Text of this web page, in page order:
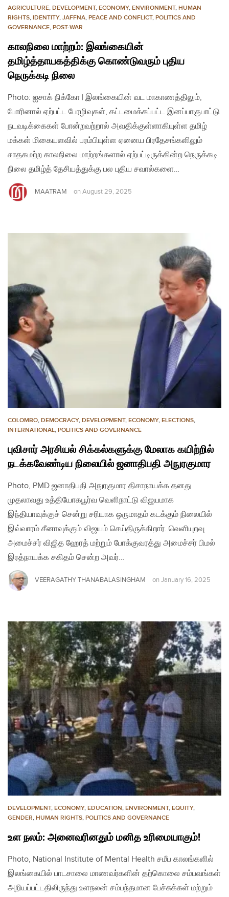
AGRICULTURE, DEVELOPMENT, ECONOMY, ENVIRONMENT, HUMAN
RIGHTS, IDENTITY, JAFFNA, PEACE AND CONFLICT, POLITICS AND
GOVERNANCE, POST-WAR
காலநிலை மாற்றம்: இலங்கையின்
தமிழ்த்தாயகத்திக்கு கொண்டுவரும் புதிய
நெருக்கடி நிலை
Photo: ஐசாக் நிக்கோ | இலங்கையின் வட மாகாணத்திலும்,
போரினால் ஏற்பட்ட பேரழிவுகள், கட்டமைக்கப்பட்ட இனப்பாகுபாட்டு
நடவடிக்கைகள் போன்றவற்றால் அவதிக்குள்ளாகியுள்ள தமிழ்
மக்கள் மிகையளவில் பரம்பியுள்ள ஏனைய பிரதேசங்களிலும்
சாதகமற்ற காலநிலை மாற்றங்களால் ஏற்பட்டிருக்கின்ற நெருக்கடி
நிலை தமிழ்த் தேசியத்துக்கு பல புதிய சவால்களை…
MAATRAM on August 29, 2025
COLOMBO, DEMOCRACY, DEVELOPMENT, ECONOMY, ELECTIONS,
INTERNATIONAL, POLITICS AND GOVERNANCE
புவிசார் அரசியல் சிக்கல்களுக்கு மேலாக கயிற்றில்
நடக்கவேண்டிய நிலையில் ஜனாதிபதி அநுரகுமார
Photo, PMD ஜனாதிபதி அநுரகுமார திசாநாயக்க தனது
முதலாவது உத்தியோகபூர்வ வெளிநாட்டு விஜயமாக
இந்தியாவுக்குச் சென்று சரியாக ஒருமாதம் கடக்கும் நிலையில்
இவ்வாரம் சீனாவுக்கும் விஜயம் செய்திருக்கிறார். வெளியுறவு
அமைச்சர் விஜித ஹேரத் மற்றும் போக்குவரத்து அமைச்சர் பிமல்
இரத்நாயக்க சகிதம் சென்ற அவர்…
VEERAGATHY THANABALASINGHAM on January 16, 2025
DEVELOPMENT, ECONOMY, EDUCATION, ENVIRONMENT, EQUITY,
GENDER, HUMAN RIGHTS, POLITICS AND GOVERNANCE
உள நலம்: அனைவரினதும் மனித உரிமையாகும்!
Photo, National Institute of Mental Health சமீப காலங்களில்
இலங்கையில் பாடசாலை மாணவர்களின் தற்கொலை சம்பவங்கள்
அறியப்பட்டதிலிருந்து உளநலன் சம்பந்தமான பேச்சுக்கள் மற்றும்